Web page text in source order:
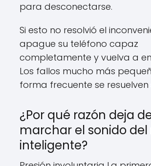
para desconectarse.
Si esto no resolvió el
apague su teléfono capaz
completamente y vuelva a
Los fallos mucho más
forma frecuente se resuelven
¿Por qué razón deja
marchar el sonido del
inteligente?